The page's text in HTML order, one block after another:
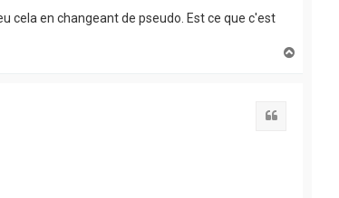
cela en changeant de pseudo. Est ce que c'est